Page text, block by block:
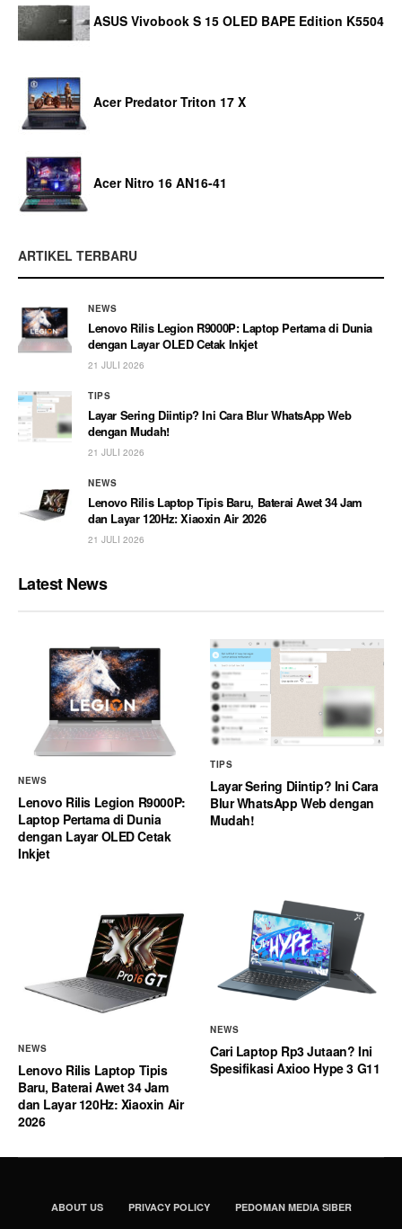
ASUS Vivobook S 15 OLED BAPE Edition K5504
Acer Predator Triton 17 X
Acer Nitro 16 AN16-41
ARTIKEL TERBARU
NEWS
Lenovo Rilis Legion R9000P: Laptop Pertama di Dunia
dengan Layar OLED Cetak Inkjet
21 JULI 2026
TIPS
Layar Sering Diintip? Ini Cara Blur WhatsApp Web
dengan Mudah!
21 JULI 2026
NEWS
Lenovo Rilis Laptop Tipis Baru, Baterai Awet 34 Jam
dan Layar 120Hz: Xiaoxin Air 2026
21 JULI 2026
Latest News
NEWS
Lenovo Rilis Legion R9000P:
Laptop Pertama di Dunia
dengan Layar OLED Cetak
Inkjet
TIPS
Layar Sering Diintip? Ini Cara
Blur WhatsApp Web dengan
Mudah!
NEWS
Lenovo Rilis Laptop Tipis
Baru, Baterai Awet 34 Jam
dan Layar 120Hz: Xiaoxin Air
2026
NEWS
Cari Laptop Rp3 Jutaan? Ini
Spesifikasi Axioo Hype 3 G11
ABOUT US PRIVACY POLICY PEDOMAN MEDIA SIBER